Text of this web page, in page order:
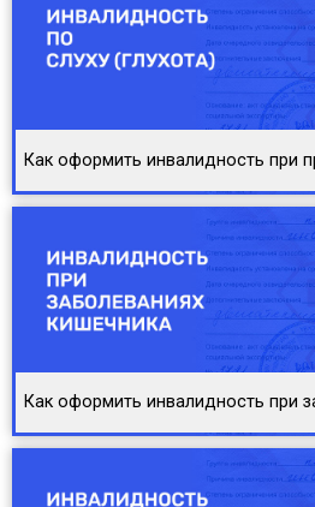
Как оформить инвалидность при
Как оформить инвалидность при